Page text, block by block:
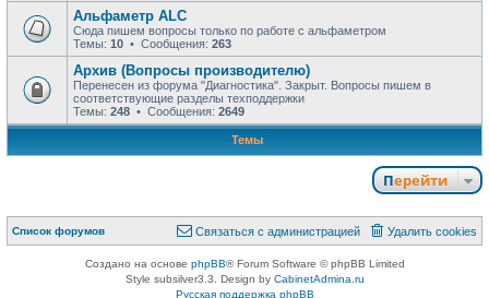
Альфаметр ALC
Сюда пишем вопросы только по работе с альфаметром
Темы: 10 • Сообщения: 263
Архив (Вопросы производителю)
Перенесен из форума "Диагностика". Закрыт. Вопросы пишем в
соответствующие разделы техподдержки
Темы: 248 • Сообщения: 2649
Темы
Перейти
Список форумов Удалить cookies
Связаться с администрацией
Создано на основе phpBB® Forum Software © phpBB Limited
Style subsilver3.3. Design by CabinetAdmina.ru
Русская поддержка phpBB